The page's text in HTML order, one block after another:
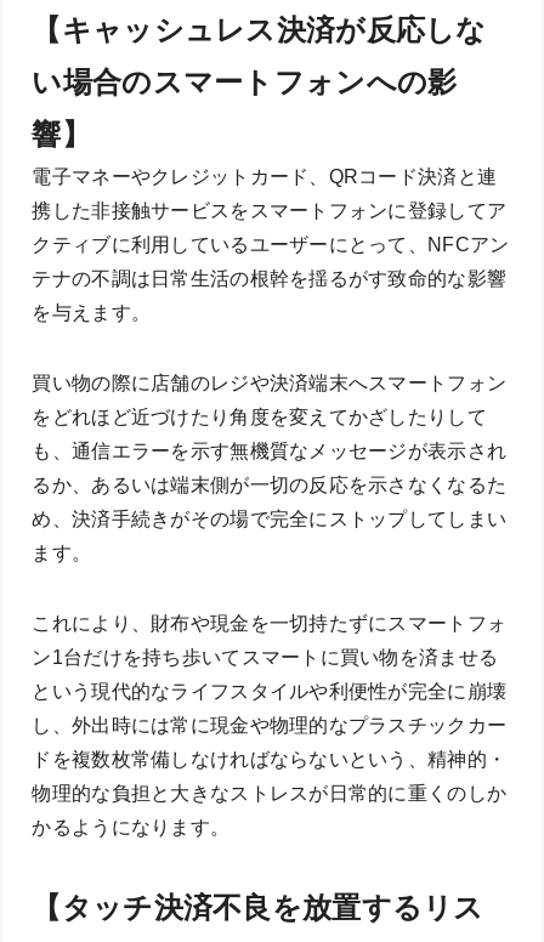
【キャッシュレス決済が反応しな
い場合のスマートフォンへの影
響】
電子マネーやクレジットカード、QRコード決済と連
携した非接触サービスをスマートフォンに登録してア
クティブに利用しているユーザーにとって、NFCアン
テナの不調は日常生活の根幹を揺るがす致命的な影響
を与えます。
買い物の際に店舗のレジや決済端末へスマートフォン
をどれほど近づけたり角度を変えてかざしたりして
も、通信エラーを示す無機質なメッセージが表示され
るか、あるいは端末側が一切の反応を示さなくなるた
め、決済手続きがその場で完全にストップしてしまい
ます。
これにより、財布や現金を一切持たずにスマートフォ
ン1台だけを持ち歩いてスマートに買い物を済ませる
という現代的なライフスタイルや利便性が完全に崩壊
し、外出時には常に現金や物理的なプラスチックカー
ドを複数枚常備しなければならないという、精神的・
物理的な負担と大きなストレスが日常的に重くのしか
かるようになります。
【タッチ決済不良を放置するリス